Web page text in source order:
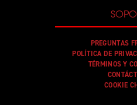
PREGUNTAS
POLÍTICA DE
TÉRMINOS Y
COOKIE